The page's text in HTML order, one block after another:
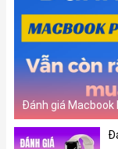
đương nhiên không
thích là bút cảm
cho việc thao tác
nghệ Promotion
tác, chuyển cảnh
Cụm Camera
Nói tới iPad Pro
với hình ảnh rất
Đánh giá Macbook